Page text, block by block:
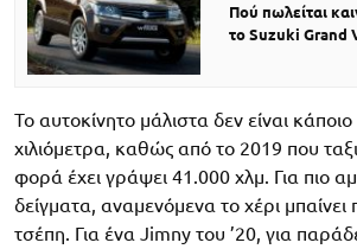
Πού πωλείται
το Suzuki Grand
Το αυτοκίνητο μάλιστα δεν είναι
χιλιόμετρα, καθώς από το 2019 που
φορά έχει γράψει 41.000 χλμ. Για πιο
δείγματα, αναμενόμενα το χέρι μπαίνει
τσέπη. Για ένα Jimny του ’20, για